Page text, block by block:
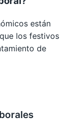
están
los festivos
de